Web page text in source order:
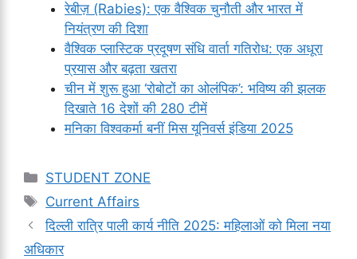
रेबीज़ (Rabies): एक वैश्विक चुनौती और भारत में
नियंत्रण की दिशा
वैश्विक प्लास्टिक प्रदूषण संधि वार्ता गतिरोध: एक अधूरा
प्रयास और बढ़ता खतरा
चीन में शुरू हुआ ‘रोबोटों का ओलंपिक’: भविष्य की झलक
दिखाते 16 देशों की 280 टीमें
मनिका विश्वकर्मा बनीं मिस यूनिवर्स इंडिया 2025
Categories
STUDENT ZONE
Tags
Current Affairs
दिल्ली रात्रि पाली कार्य नीति 2025: महिलाओं को मिला नया
अधिकार